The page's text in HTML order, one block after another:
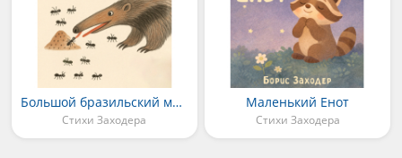
Большой бразильский муравьед
Стихи Заходера
Маленький Енот
Стихи Заходера